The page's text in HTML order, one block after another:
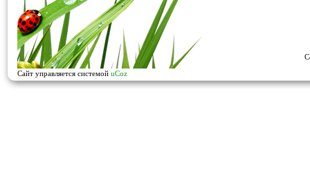
Сайт управляется системой uCoz